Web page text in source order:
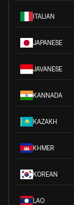
ITALIAN
JAPANESE
JAVANESE
KANNADA
KAZAKH
KHMER
KOREAN
LAO